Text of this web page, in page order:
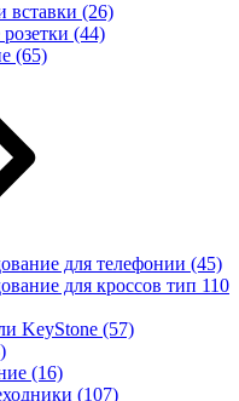
вставки (26)
(44)
(65)
для телефонии (45)
для кроссов тип 110
KeyStone (57)
(16)
(107)